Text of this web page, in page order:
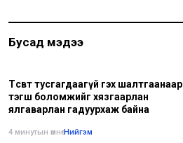
Бусад мэдээ
Төсөвт тусгагдаагүй гэх шалтгаанаар
тэгш боломжийг хязгаарлан
ялгаварлан гадуурхаж байна
4 минутын өмнө•Нийгэм